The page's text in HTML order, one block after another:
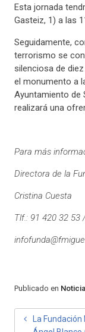
Esta jornada
Gasteiz, 1) a las
Seguidamente,
terrorismo se
silenciosa de
el monumento a
Ayuntamiento de
realizará una
Para más
Directora de la
Cristina Cuesta
Tlf.: 91 420 32 53
Publicado en
NAVEGACIÓN
La Fundación